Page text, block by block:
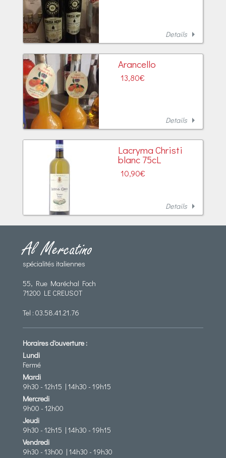
Detailsarrow_right
Arancello
13,80€
Detailsarrow_right
Lacryma Christi
blanc 75cL
10,90€
Detailsarrow_right
Al Mercatino
spécialités italiennes
55, Rue Maréchal Foch
71200 LE CREUSOT
Tel : 03.58.41.21.76
Horaires d'ouverture :
Lundi
Fermé
Mardi
9h30 - 12h15 | 14h30 - 19h15
Mercredi
9h00 - 12h00
Jeudi
9h30 - 12h15 | 14h30 - 19h15
Vendredi
9h30 - 13h00 | 14h30 - 19h30